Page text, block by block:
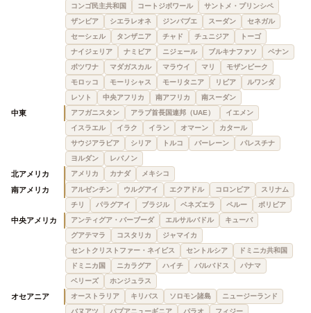
コンゴ民主共和国
コートジボワール
サントメ・プリンシペ
ザンビア
シエラレオネ ジンバブエ スーダン
セネガル
セーシェル
タンザニア チャド チュニジア
トーゴ
ナイジェリア
ナミビア ニジェール ブルキナファソ
ベナン
ボツワナ
マダガスカル マラウイ マリ
モザンビーク
モロッコ
モーリシャス モーリタニア リビア
ルワンダ
レソト
中央アフリカ 南アフリカ 南スーダン
中東 アフガニスタン アラブ首長国連邦（UAE）
イエメン
イスラエル
イラク イラン オマーン
カタール
サウジアラビア
シリア トルコ バーレーン
パレスチナ
ヨルダン
レバノン
北アメリカ アメリカ カナダ メキシコ
南アメリカ アルゼンチン ウルグアイ エクアドル コロンビア
スリナム
チリ
パラグアイ ブラジル ベネズエラ ペルー ボリビア
中央アメリカ アンティグア・バーブーダ エルサルバドル
キューバ
グアテマラ
コスタリカ
ジャマイカ
セントクリストファー・ネイビス
セントルシア
ドミニカ共和国
ドミニカ国
ニカラグア ハイチ バルバドス
パナマ
ベリーズ
ホンジュラス
オセアニア オーストラリア キリバス ソロモン諸島
ニュージーランド
バヌアツ
パプアニューギニア パラオ フィジー